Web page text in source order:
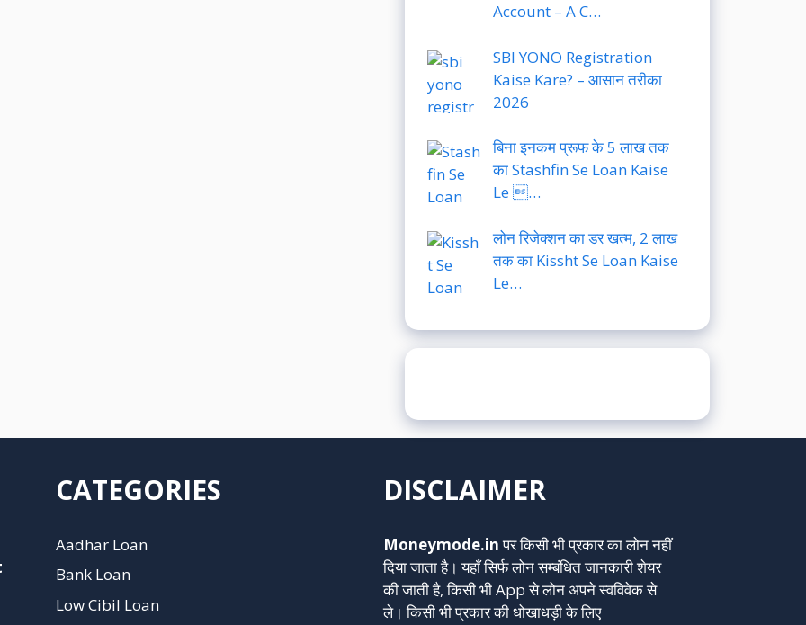
Account – A C…
SBI YONO Registration
Kaise Kare? – आसान तरीका
2026
बिना इनकम प्रूफ के 5 लाख तक
का Stashfin Se Loan Kaise
Le …
लोन रिजेक्शन का डर खत्म, 2 लाख
तक का Kissht Se Loan Kaise
Le…
CATEGORIES
Aadhar Loan
Bank Loan
Low Cibil Loan
DISCLAIMER
Moneymode.inपर किसी भी प्रकार का लोन नहीं
दिया जाता है। यहाँ सिर्फ लोन सम्बंधित जानकारी शेयर
की जाती है, किसी भी App से लोन अपने स्वविवेक से
ले। किसी भी प्रकार की धोखाधड़ी के लिए